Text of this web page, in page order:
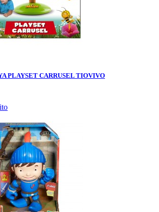
PLAYSET CARRUSEL TIOVIVO